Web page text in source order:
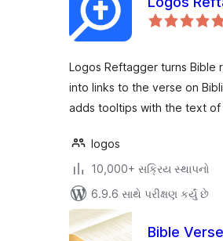
Logos Reftagger turns Bible
into links to the verse on
adds tooltips with the text of
logos
10,000+ સક્રિય સ્થાપનો
6.9.6 સાથે પરીક્ષણ કર્યું છે
Bible